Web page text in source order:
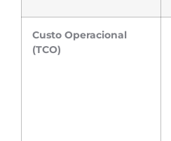
Custo Operacional
(TCO)